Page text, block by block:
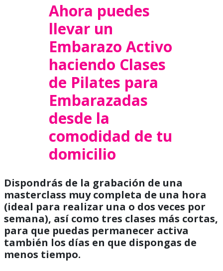
Ahora puedes
llevar un
Embarazo Activo
haciendo Clases
de Pilates para
Embarazadas
desde la
comodidad de tu
domicilio
Dispondrás de la grabación de una
masterclass muy completa de una hora
(ideal para realizar una o dos veces por
semana), así como tres clases más cortas,
para que puedas permanecer activa
también los días en que dispongas de
menos tiempo.